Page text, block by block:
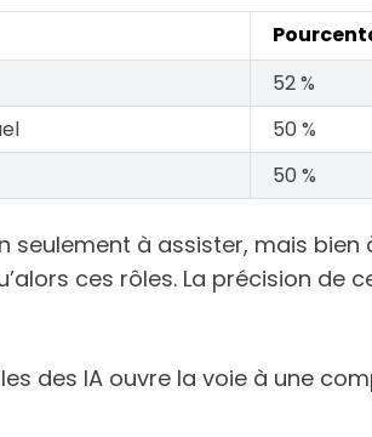
52 %
50 %
50 %
seulement à assister, mais bien
ces rôles. La précision
des IA ouvre la voie à une